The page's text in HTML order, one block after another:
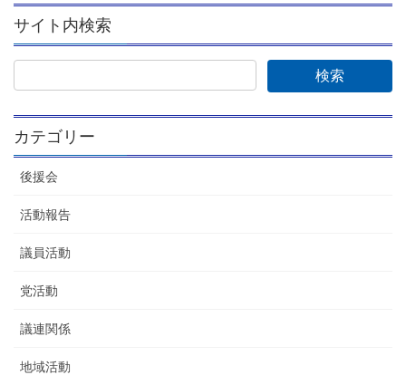
サイト内検索
カテゴリー
後援会
活動報告
議員活動
党活動
議連関係
地域活動